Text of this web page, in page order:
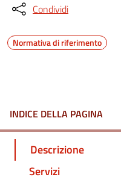
Condividi
Normativa di riferimento
INDICE DELLA PAGINA
Descrizione
Servizi